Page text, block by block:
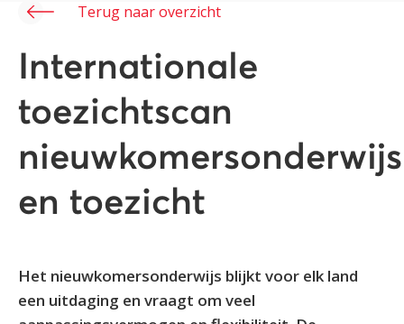
Terug naar overzicht
Internationale
toezichtscan
nieuwkomersonderwijs
en toezicht
Het nieuwkomersonderwijs blijkt voor elk land
een uitdaging en vraagt om veel